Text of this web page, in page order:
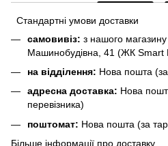
Стандартні умови доставки
самовивіз: з нашого
Машинобудівна, 41 (ЖК Smart
на відділення: Нова пошта
адресна доставка: Нова
перевізника)
поштомат: Нова пошта (за
Більше інформації про доставку